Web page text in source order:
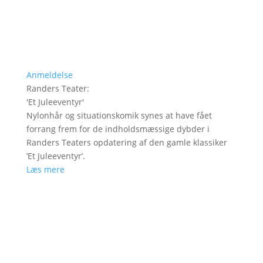
Anmeldelse
Randers Teater:
'Et Juleeventyr'
Nylonhår og situationskomik synes at have fået
forrang frem for de indholdsmæssige dybder i
Randers Teaters opdatering af den gamle klassiker
’Et Juleeventyr’.
Læs mere